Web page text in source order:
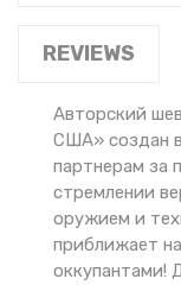
REVIEWS
Авторский
США» создан
партнерам за
стремлении
оружием и
приближает
оккупантами!